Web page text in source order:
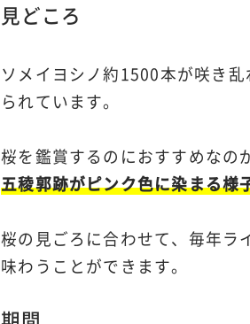
見どころ
ソメイヨシノ約1500本が咲き
られています。
桜を鑑賞するのにおすすめな
五稜郭跡がピンク色に染まる様
桜の見ごろに合わせて、毎年ラ
味わうことができます。